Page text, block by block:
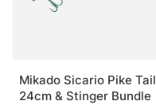
Mikado Sicario Pike Tail
24cm & Stinger Bundle